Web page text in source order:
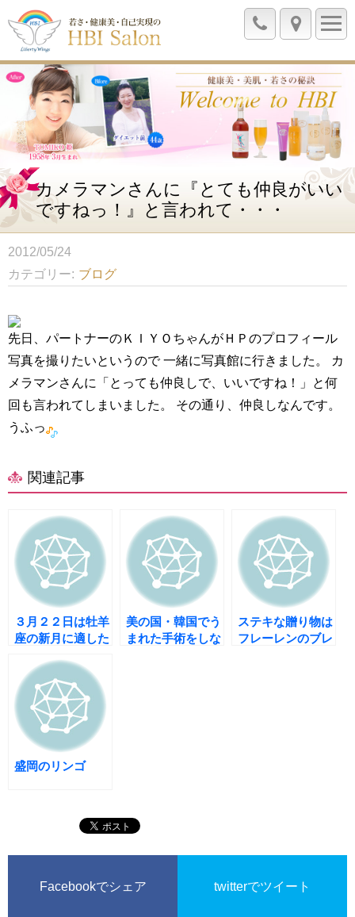
カメラマンさんに『とても仲良がいい
ですねっ！』と言われて・・・
2012/05/24
カテゴリー
ブログ
先日、パートナーのＫＩＹＯちゃんがＨＰのプロフィール
写真を撮りたいというので 一緒に写真館に行きました。 カ
メラマンさんに「とっても仲良しで、いいですね！」と何
回も言われてしまいました。 その通り、仲良しなんです。
うふっ
関連記事
３月２２日は牡羊
座の新月に適した
美の国・韓国でう
まれた手術をしな
ステキな贈り物は
フレーレンのブレ
盛岡のリンゴ
Facebookでシェア twitterでツイート